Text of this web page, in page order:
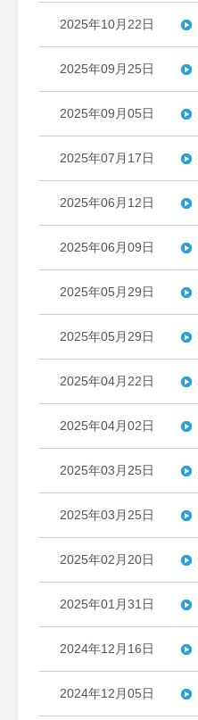
2025年10月22日
2025年09月25日
2025年09月05日
2025年07月17日
2025年06月12日
2025年06月09日
2025年05月29日
2025年05月29日
2025年04月22日
2025年04月02日
2025年03月25日
2025年03月25日
2025年02月20日
2025年01月31日
2024年12月16日
2024年12月05日